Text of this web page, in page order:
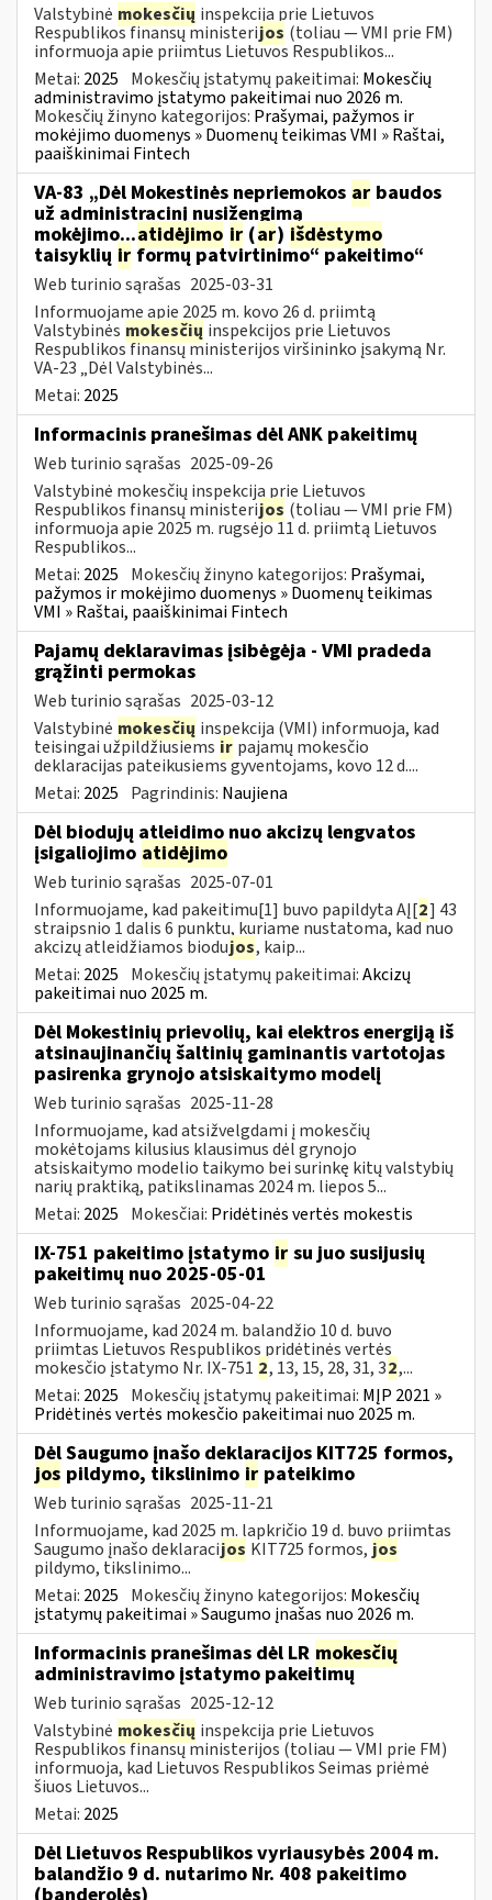
Valstybinė mokesčių inspekcija prie Lietuvos
Respublikos finansų ministerijos (toliau — VMI prie FM)
informuoja apie priimtus Lietuvos Respublikos...
Metai: 2025 Mokesčių įstatymų pakeitimai: Mokesčių
administravimo įstatymo pakeitimai nuo 2026 m.
Mokesčių žinyno kategorijos: Prašymai, pažymos ir
mokėjimo duomenys » Duomenų teikimas VMI » Raštai,
paaiškinimai Fintech
VA-83 „Dėl Mokestinės nepriemokos ar baudos
už administracinį nusižengimą
mokėjimo...atidėjimo ir (ar) išdėstymo
taisyklių ir formų patvirtinimo“ pakeitimo“
Web turinio sąrašas 2025-03-31
Informuojame apie 2025 m. kovo 26 d. priimtą
Valstybinės mokesčių inspekcijos prie Lietuvos
Respublikos finansų ministerijos viršininko įsakymą Nr.
VA-23 „Dėl Valstybinės...
Metai: 2025
Informacinis pranešimas dėl ANK pakeitimų
Web turinio sąrašas 2025-09-26
Valstybinė mokesčių inspekcija prie Lietuvos
Respublikos finansų ministerijos (toliau — VMI prie FM)
informuoja apie 2025 m. rugsėjo 11 d. priimtą Lietuvos
Respublikos...
Metai: 2025 Mokesčių žinyno kategorijos: Prašymai,
pažymos ir mokėjimo duomenys » Duomenų teikimas
VMI » Raštai, paaiškinimai Fintech
Pajamų deklaravimas įsibėgėja - VMI pradeda
grąžinti permokas
Web turinio sąrašas 2025-03-12
Valstybinė mokesčių inspekcija (VMI) informuoja, kad
teisingai užpildžiusiems ir pajamų mokesčio
deklaracijas pateikusiems gyventojams, kovo 12 d....
Metai: 2025 Pagrindinis: Naujiena
Dėl biodujų atleidimo nuo akcizų lengvatos
įsigaliojimo atidėjimo
Web turinio sąrašas 2025-07-01
Informuojame, kad pakeitimu[1] buvo papildyta AĮ[2] 43
straipsnio 1 dalis 6 punktu, kuriame nustatoma, kad nuo
akcizų atleidžiamos biodujos, kaip...
Metai: 2025 Mokesčių įstatymų pakeitimai:Akcizų
pakeitimai nuo 2025 m.
Dėl Mokestinių prievolių, kai elektros energiją iš
atsinaujinančių šaltinių gaminantis vartotojas
pasirenka grynojo atsiskaitymo modelį
Web turinio sąrašas 2025-11-28
Informuojame, kad atsižvelgdami į mokesčių
mokėtojams kilusius klausimus dėl grynojo
atsiskaitymo modelio taikymo bei surinkę kitų valstybių
narių praktiką, patikslinamas 2024 m. liepos 5...
Metai: 2025 Mokesčiai: Pridėtinės vertės mokestis
IX-751 pakeitimo įstatymo ir su juo susijusių
pakeitimų nuo 2025-05-01
Web turinio sąrašas 2025-04-22
Informuojame, kad 2024 m. balandžio 10 d. buvo
priimtas Lietuvos Respublikos pridėtinės vertės
mokesčio įstatymo Nr. IX-751 2, 13, 15, 28, 31, 32,...
Metai: 2025 Mokesčių įstatymų pakeitimai: MĮP 2021 »
Pridėtinės vertės mokesčio pakeitimai nuo 2025 m.
Dėl Saugumo įnašo deklaracijos KIT725 formos,
jos pildymo, tikslinimo ir pateikimo
Web turinio sąrašas 2025-11-21
Informuojame, kad 2025 m. lapkričio 19 d. buvo priimtas
Saugumo įnašo deklaracijos KIT725 formos, jos
pildymo, tikslinimo...
Metai: 2025 Mokesčių žinyno kategorijos: Mokesčių
įstatymų pakeitimai » Saugumo įnašas nuo 2026 m.
Informacinis pranešimas dėl LR mokesčių
administravimo įstatymo pakeitimų
Web turinio sąrašas 2025-12-12
Valstybinė mokesčių inspekcija prie Lietuvos
Respublikos finansų ministerijos (toliau — VMI prie FM)
informuoja, kad Lietuvos Respublikos Seimas priėmė
šiuos Lietuvos...
Metai: 2025
Dėl Lietuvos Respublikos vyriausybės 2004 m.
balandžio 9 d. nutarimo Nr. 408 pakeitimo
(banderolės)